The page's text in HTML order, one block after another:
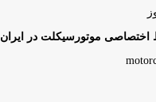
اختصاصی موتورسیکلت در ایران